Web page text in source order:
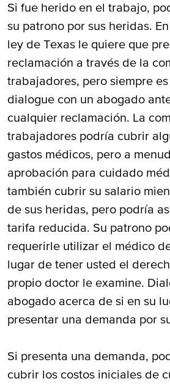
Si fue herido en el trabajo,
su patrono por sus heridas.
ley de Texas le quiere que
reclamación a través de la
trabajadores, pero siempre
dialogue con un abogado
cualquier reclamación. La
trabajadores podría cubrir
gastos médicos, pero a
aprobación para cuidado
también cubrir su salario
de sus heridas, pero podría
tarifa reducida. Su patrono
requerirle utilizar el médico
lugar de tener usted el
propio doctor le examine.
abogado acerca de si en su
presentar una demanda por
Si presenta una demanda,
cubrir los costos iniciales de